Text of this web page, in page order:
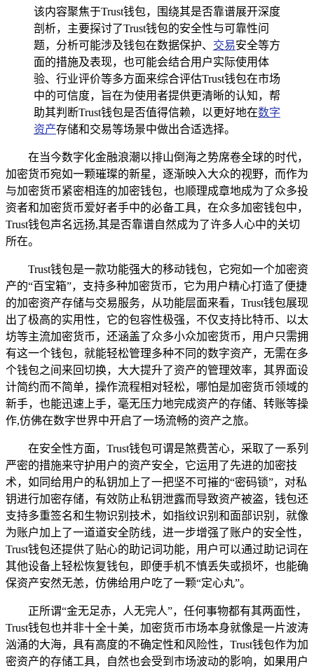
该内容聚焦于Trust钱包，围绕其是否靠谱展开深度
剖析，主要探讨了Trust钱包的安全性与可靠性问
题，分析可能涉及钱包在数据保护、 交易安全等方
面的措施及表现，也可能会结合用户实际使用体
验、行业评价等多方面来综合评估Trust钱包在市场
中的可信度，旨在为使用者提供更清晰的认知，帮
助其判断Trust钱包是否值得信赖，以更好地在数字
资产存储和交易等场景中做出合适选择。
在当今数字化金融浪潮以排山倒海之势席卷全球的时代，
加密货币宛如一颗璀璨的新星，逐渐映入大众的视野，而作为
与加密货币紧密相连的加密钱包，也顺理成章地成为了众多投
资者和加密货币爱好者手中的必备工具，在众多加密钱包中，
Trust钱包声名远扬,其是否靠谱自然成为了许多人心中的关切
所在。
Trust钱包是一款功能强大的移动钱包，它宛如一个加密资
产的“百宝箱”，支持多种加密货币，它为用户精心打造了便捷
的加密资产存储与交易服务，从功能层面来看，Trust钱包展现
出了极高的实用性，它的包容性极强，不仅支持比特币、以太
坊等主流加密货币，还涵盖了众多小众加密货币，用户只需拥
有这一个钱包，就能轻松管理多种不同的数字资产，无需在多
个钱包之间来回切换，大大提升了资产的管理效率，其界面设
计简约而不简单，操作流程相对轻松，哪怕是加密货币领域的
新手，也能迅速上手，毫无压力地完成资产的存储、转账等操
作,仿佛在数字世界中开启了一场流畅的资产之旅。
在安全性方面，Trust钱包可谓是煞费苦心，采取了一系列
严密的措施来守护用户的资产安全，它运用了先进的加密技
术，如同给用户的私钥加上了一把坚不可摧的“密码锁”，对私
钥进行加密存储，有效防止私钥泄露而导致资产被盗，钱包还
支持多重签名和生物识别技术，如指纹识别和面部识别，就像
为账户加上了一道道安全防线，进一步增强了账户的安全性，
Trust钱包还提供了贴心的助记词功能，用户可以通过助记词在
其他设备上轻松恢复钱包，即便手机不慎丢失或损坏，也能确
保资产安然无恙，仿佛给用户吃了一颗“定心丸”。
正所谓“金无足赤，人无完人”，任何事物都有其两面性，
Trust钱包也并非十全十美，加密货币市场本身就像是一片波涛
汹涌的大海，具有高度的不确定性和风险性，Trust钱包作为加
密资产的存储工具，自然也会受到市场波动的影响，如果用户